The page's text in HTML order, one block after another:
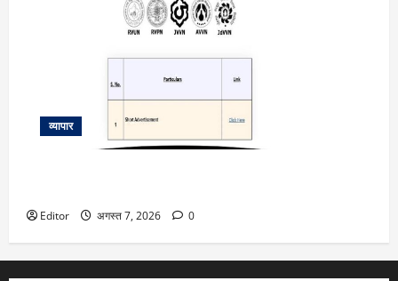
व्यापार
Editor अगस्त 7, 2026 0